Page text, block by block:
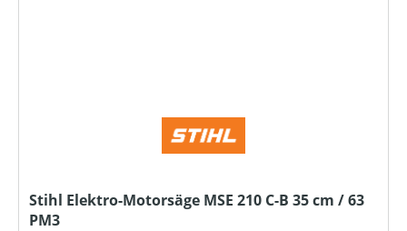
Stihl Elektro-Motorsäge MSE 210 C-B 35 cm / 63
PM3